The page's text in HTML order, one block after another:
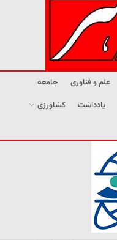
علم و فناوری
جامعه
یادداشت
کشاورزی